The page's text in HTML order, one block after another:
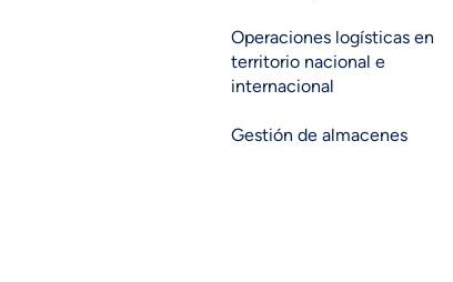
Operaciones logísticas en
territorio nacional e
internacional
Gestión de almacenes​